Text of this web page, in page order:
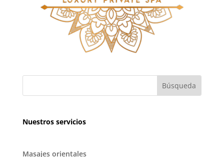
Nuestros servicios
Masajes orientales